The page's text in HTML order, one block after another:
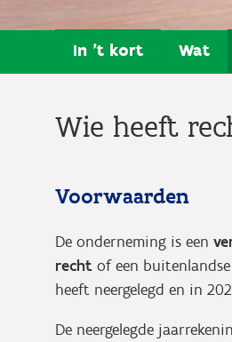
In 't kort Wat
Wie heeft
Voorwaarden
De onderneming is een
recht of een
heeft neergelegd en in
De neergelegde